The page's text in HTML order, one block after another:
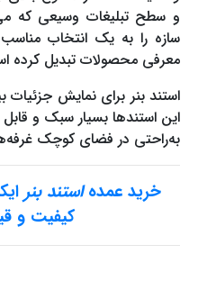
و سطح تبلیغات وسیعی که
سازه را به یک انتخاب
معرفی محصولات تبدیل کرده
استند بنر برای نمایش
این استندها بسیار سبک و
به‌راحتی در فضای کوچک
خرید عمدهاستند بنر
کیفیت و